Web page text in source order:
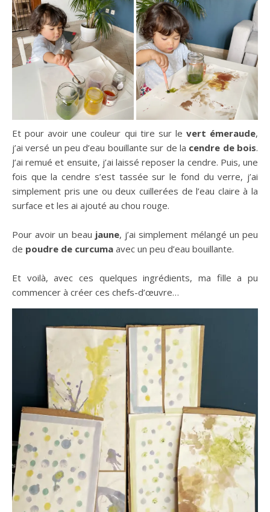
Et pour avoir une couleur qui tire sur le vert émeraude,
j’ai versé un peu d’eau bouillante sur de la cendre de bois.
J’ai remué et ensuite, j’ai laissé reposer la cendre. Puis, une
fois que la cendre s’est tassée sur le fond du verre, j’ai
simplement pris une ou deux cuillerées de l’eau claire à la
surface et les ai ajouté au chou rouge.
Pour avoir un beau jaune, j’ai simplement mélangé un peu
de poudre de curcuma avec un peu d’eau bouillante.
Et voilà, avec ces quelques ingrédients, ma fille a pu
commencer à créer ces chefs-d’œuvre…